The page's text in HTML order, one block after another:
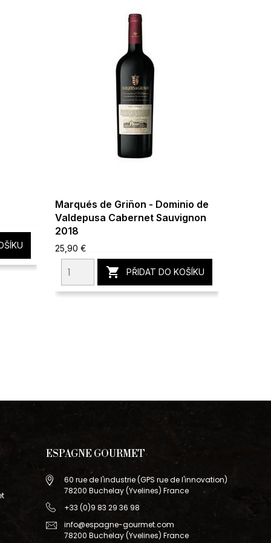
Marqués de Griñon - Dominio de
Valdepusa Cabernet Sauvignon
2018
25,90 €
 PŘIDAT DO KOŠÍKU
ESPAGNE GOURMET
60 rue de l'industrie (GPS rue de l'innovation)
78200 Buchelay (Yvelines) France
+33 (0)9 83 29 36 98
info@espagne-gourmet.com
78200 Buchelay (Yvelines) France